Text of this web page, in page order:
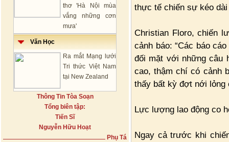
thơ 'Hà Nội mùa
vắng những cơn
mưa'
Văn Học
Ra mắt Mạng lưới
Tri thức Việt Nam
tại New Zealand
Thông Tin Tòa Soạn
Tổng biên tập:
Tiến Sĩ
Nguyễn Hữu Hoạt
Phụ Tá
thực tế chiến sự kéo
Christian Floro, chiến
cảnh báo: “Các báo
đối mặt với những câu
cao, thậm chí có cảnh
thấy bất kỳ đợt nới lỏng
Lực lượng lao động co
Ngay cả trước khi